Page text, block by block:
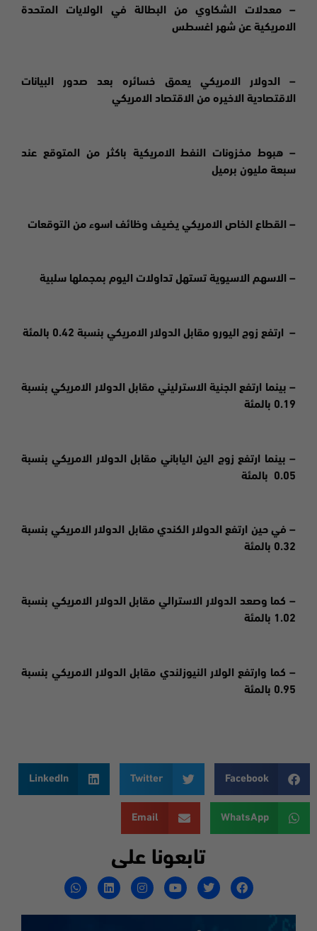
– معدلات الشكاوي من البطالة في الولايات المتحدة
الامريكية عن شهر اغسطس
– الدولار الامريكي يعمق خسائره بعد صدور البيانات
الاقتصادية الاخيره من الاقتصاد الامريكي
– هبوط مخزونات النفط الامريكية باكثر من المتوقع عند
سبعة مليون برميل
– القطاع الخاص الامريكي يضيف وظائف اسوء من التوقعات
– الاسهم الاسيوية تستهل تداولات اليوم بمجملها سلبية
– ارتفع زوج اليورو مقابل الدولار الامريكي بنسبة 0.42 بالمئة
– بينما ارتفع الجنية الاسترليني مقابل الدولار الامريكي بنسبة
0.19 بالمئة
– بينما ارتفع زوج الين الياباني مقابل الدولار الامريكي بنسبة
0.05 بالمئة
– في حين ارتفع الدولار الكندي مقابل الدولار الامريكي بنسبة
0.32 بالمئة
– كما وصعد الدولار الاسترالي مقابل الدولار الامريكي بنسبة
1.02 بالمئة
– كما وارتفع الولار النيوزلندي مقابل الدولار الامريكي بنسبة
0.95 بالمئة
Facebook
Twitter
LinkedIn
WhatsApp
Email
تابعونا على